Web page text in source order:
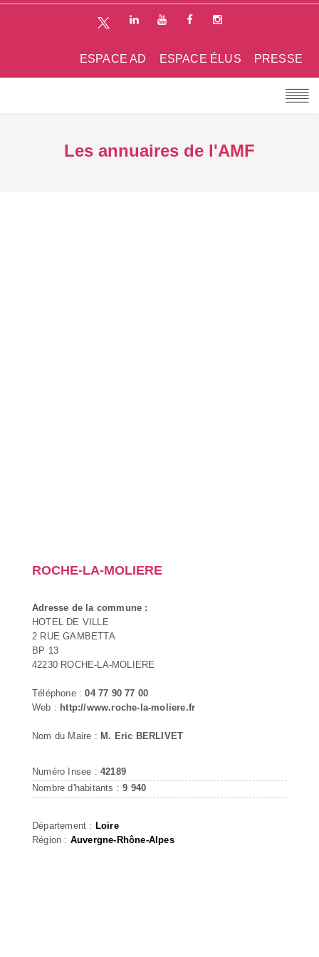
PRESSE
ESPACE ÉLUS
ESPACE AD
Les annuaires de l'AMF
ROCHE-LA-MOLIERE
Adresse de la commune :
HOTEL DE VILLE
2 RUE GAMBETTA
BP 13
42230 ROCHE-LA-MOLIERE
Téléphone :04 77 90 77 00
Web : http://www.roche-la-moliere.fr
Nom du Maire : M. Eric BERLIVET
Numéro Insee : 42189
Nombre d'habitants :9 940
Département : Loire
Région : Auvergne-Rhône-Alpes